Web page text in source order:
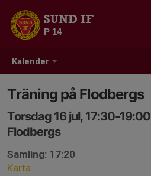
Kalender
SUND IF
P 14
Träning på Flodbergs
Torsdag 16 jul, 17:30-19:00
Flodbergs
Samling: 17:20
Karta